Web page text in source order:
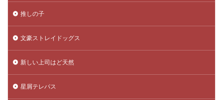
推しの子
文豪ストレイドッグス
新しい上司はど天然
星屑テレパス